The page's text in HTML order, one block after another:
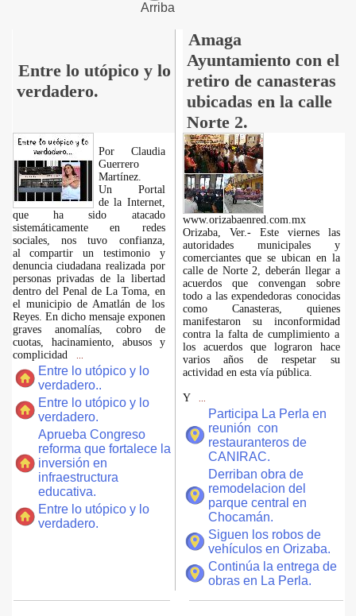
Arriba
Entre lo utópico y lo
verdadero.
Amaga
Ayuntamiento con el
retiro de canasteras
ubicadas en la calle
Norte 2.
Por Claudia
Guerrero
Martínez.
​Un Portal
de la Internet,
que ha sido atacado
sistemáticamente en redes
sociales, nos tuvo confianza,
al compartir un testimonio y
denuncia ciudadana realizada por
personas privadas de la libertad
dentro del Penal de La Toma, en
el municipio de Amatlán de los
Reyes. En dicho mensaje exponen
graves anomalías, cobro de
cuotas, hacinamiento, abusos y
complicidad
Entre lo utópico y lo
verdadero..
Entre lo utópico y lo
verdadero.
Aprueba Congreso
reforma que fortalece la
inversión en
infraestructura
educativa.
Entre lo utópico y lo
verdadero.
www.orizabaenred.com.mx
Orizaba, Ver.- Este viernes las
autoridades municipales y
comerciantes que se ubican en la
calle de Norte 2, deberán llegar a
acuerdos que convengan sobre
todo a las expendedoras conocidas
como Canasteras, quienes
manifestaron su inconformidad
contra la falta de cumplimiento a
los acuerdos que lograron hace
varios años de respetar su
actividad en esta vía pública.
Y
Participa La Perla en
reunión con
restauranteros de
CANIRAC.
Derriban obra de
remodelacion del
parque central en
Chocamán.
Siguen los robos de
vehículos en Orizaba.
Continúa la entrega de
obras en La Perla.